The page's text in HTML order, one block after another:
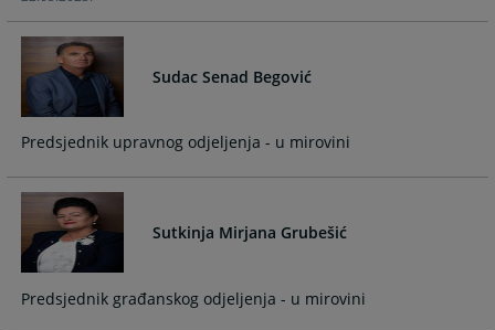
and
select
a
date.
Press
the
question
mark
to
get
the
and
a
the
question
key
to
the
Sudac Senad Begović
Predsjednik upravnog odjeljenja - u mirovini
Sutkinja Mirjana Grubešić
Predsjednik građanskog odjeljenja - u mirovini